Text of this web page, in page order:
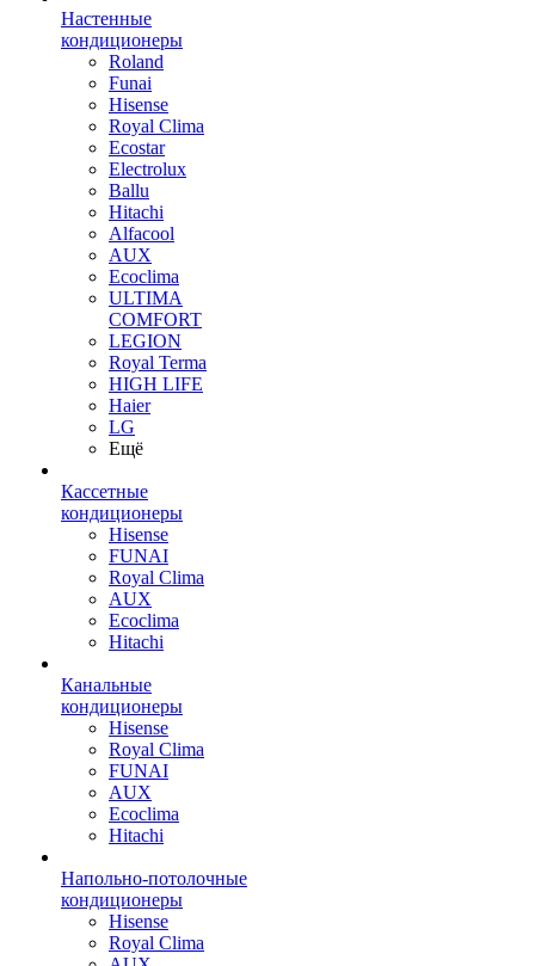
Настенные
кондиционеры
Roland
Funai
Hisense
Royal Clima
Ecostar
Electrolux
Ballu
Hitachi
Alfacool
AUX
Ecoclima
ULTIMA
COMFORT
LEGION
Royal Terma
HIGH LIFE
Haier
LG
Ещё
Кассетные
кондиционеры
Hisense
FUNAI
Royal Clima
AUX
Ecoclima
Hitachi
Канальные
кондиционеры
Hisense
Royal Clima
FUNAI
AUX
Ecoclima
Hitachi
Напольно-потолочные
кондиционеры
Hisense
Royal Clima